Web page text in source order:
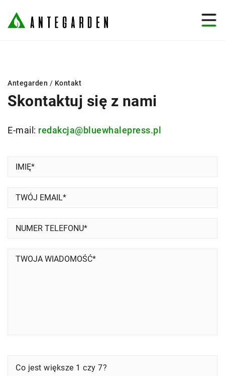
Antegarden / Kontakt
Skontaktuj się z nami
E-mail: redakcja@bluewhalepress.pl
Co jest większe 1 czy 7?